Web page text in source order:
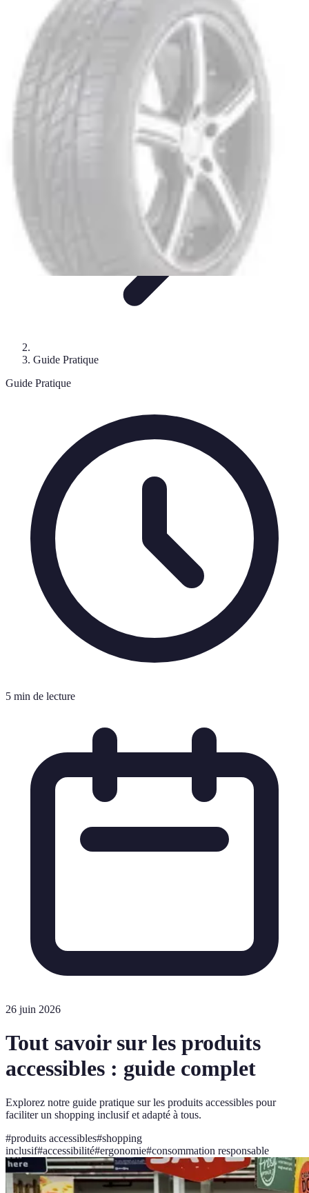
Shopping Accessible
Compréhension de l'accessibilité
Accessibilité Guides pratiques
Pratique
Shopping Accessible
Guide Pratique
Guide Pratique
5 min de lecture
26 juin 2026
Tout savoir sur les produits
accessibles : guide complet
Explorez notre guide pratique sur les produits accessibles pour
faciliter un shopping inclusif et adapté à tous.
#produits accessibles#shopping
inclusif#accessibilité#ergonomie#consommation responsable